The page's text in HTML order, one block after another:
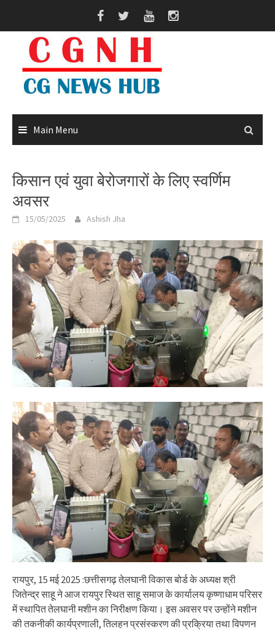
content
Main Menu
किसान एवं युवा बेरोजगारों के लिए स्वर्णिम
अवसर
15/05/2025 Ashish Jha
रायपुर, 15 मई 2025 :छत्तीसगढ़ तेलघानी विकास बोर्ड के अध्यक्ष श्री
जितेन्द्र साहू ने आज रायपुर स्थित साहू समाज के कार्यालय कृष्णाधाम परिसर
में स्थापित तेलघानी मशीन का निरीक्षण किया। इस अवसर पर उन्होंने मशीन
की तकनीकी कार्यप्रणाली, तिलहन प्रसंस्करण की प्रक्रिया तथा विपणन